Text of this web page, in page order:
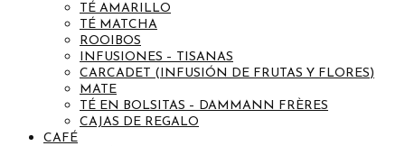
TÉ AMARILLO
TÉ MATCHA
ROOIBOS
INFUSIONES – TISANAS
CARCADET (INFUSIÓN DE FRUTAS Y FLORES)
MATE
TÉ EN BOLSITAS – DAMMANN FRÈRES
CAJAS DE REGALO
CAFÉ